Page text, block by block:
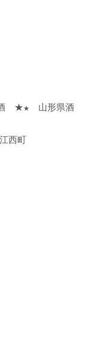
酒 ★★
山形県酒
西町